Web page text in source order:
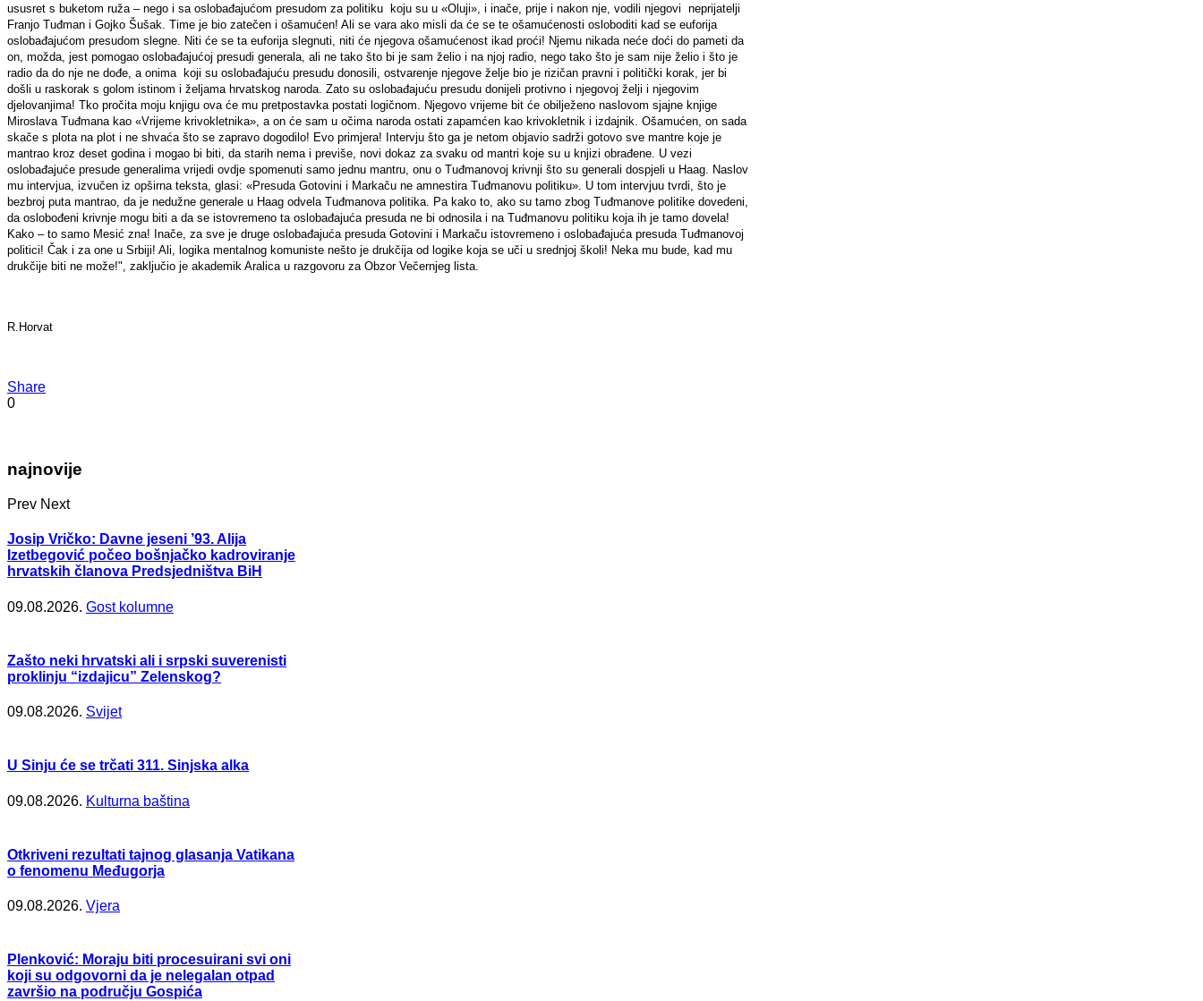
ususret s buketom ruža – nego i sa oslobađajućom presudom za politiku koju su u «Oluji», i inače, prije i nakon nje, vodili njegovi neprijatelji
Franjo Tuđman i Gojko Šušak. Time je bio zatečen i ošamućen! Ali se vara ako misli da će se te ošamućenosti osloboditi kad se euforija
oslobađajućom presudom slegne. Niti će se ta euforija slegnuti, niti će njegova ošamućenost ikad proći! Njemu nikada neće doći do pameti da
on, možda, jest pomogao oslobađajućoj presudi generala, ali ne tako što bi je sam želio i na njoj radio, nego tako što je sam nije želio i što je
radio da do nje ne dođe, a onima koji su oslobađajuću presudu donosili, ostvarenje njegove želje bio je rizičan pravni i politički korak, jer bi
došli u raskorak s golom istinom i željama hrvatskog naroda. Zato su oslobađajuću presudu donijeli protivno i njegovoj želji i njegovim
djelovanjima! Tko pročita moju knjigu ova će mu pretpostavka postati logičnom. Njegovo vrijeme bit će obilježeno naslovom sjajne knjige
Miroslava Tuđmana kao «Vrijeme krivokletnika», a on će sam u očima naroda ostati zapamćen kao krivokletnik i izdajnik. Ošamućen, on sada
skače s plota na plot i ne shvaća što se zapravo dogodilo! Evo primjera! Intervju što ga je netom objavio sadrži gotovo sve mantre koje je
mantrao kroz deset godina i mogao bi biti, da starih nema i previše, novi dokaz za svaku od mantri koje su u knjizi obrađene. U vezi
oslobađajuće presude generalima vrijedi ovdje spomenuti samo jednu mantru, onu o Tuđmanovoj krivnji što su generali dospjeli u Haag. Naslov
mu intervjua, izvučen iz opširna teksta, glasi: «Presuda Gotovini i Markaču ne amnestira Tuđmanovu politiku». U tom intervjuu tvrdi, što je
bezbroj puta mantrao, da je nedužne generale u Haag odvela Tuđmanova politika. Pa kako to, ako su tamo zbog Tuđmanove politike dovedeni,
da oslobođeni krivnje mogu biti a da se istovremeno ta oslobađajuća presuda ne bi odnosila i na Tuđmanovu politiku koja ih je tamo dovela!
Kako – to samo Mesić zna! Inače, za sve je druge oslobađajuća presuda Gotovini i Markaču istovremeno i oslobađajuća presuda Tuđmanovoj
politici! Čak i za one u Srbiji! Ali, logika mentalnog komuniste nešto je drukčija od logike koja se uči u srednjoj školi! Neka mu bude, kad mu
drukčije biti ne može!", zaključio je akademik Aralica u razgovoru za Obzor Večernjeg lista.
R.Horvat
Share
0
najnovije
Prev Next
Josip Vričko: Davne jeseni ’93. Alija
Izetbegović počeo bošnjačko kadroviranje
hrvatskih članova Predsjedništva BiH
09.08.2026. Gost kolumne
Zašto neki hrvatski ali i srpski suverenisti
proklinju “izdajicu” Zelenskog?
09.08.2026. Svijet
U Sinju će se trčati 311. Sinjska alka
09.08.2026. Kulturna baština
Otkriveni rezultati tajnog glasanja Vatikana
o fenomenu Međugorja
09.08.2026. Vjera
Plenković: Moraju biti procesuirani svi oni
koji su odgovorni da je nelegalan otpad
završio na području Gospića